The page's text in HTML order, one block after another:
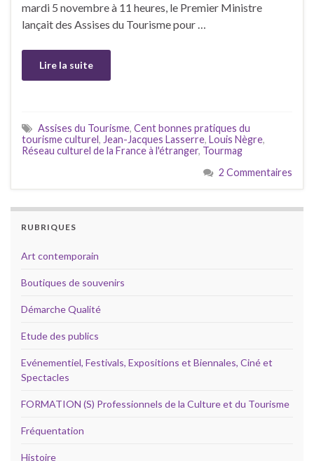
mardi 5 novembre à 11 heures, le Premier Ministre
lançait des Assises du Tourisme pour …
Lire la suite
Assises du Tourisme, Cent bonnes pratiques du
tourisme culturel, Jean-Jacques Lasserre, Louis Nègre,
Réseau culturel de la France à l'étranger, Tourmag
2 Commentaires
RUBRIQUES
Art contemporain
Boutiques de souvenirs
Démarche Qualité
Etude des publics
Evénementiel, Festivals, Expositions et Biennales, Ciné et
Spectacles
FORMATION (S) Professionnels de la Culture et du Tourisme
Fréquentation
Histoire